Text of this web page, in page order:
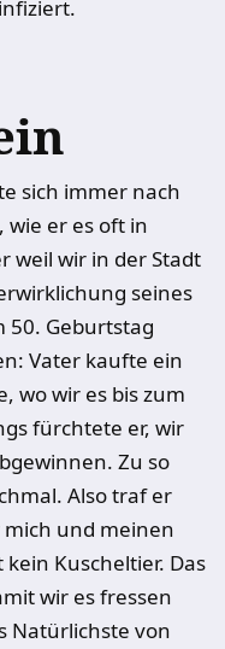
sich immer nach
wie er es oft in
weil wir in der Stadt
seines
50. Geburtstag
Vater kaufte ein
wo wir es bis zum
fürchtete er, wir
Zu so
Also traf er
und meinen
Kuscheltier. Das
wir es fressen
Natürlichste von